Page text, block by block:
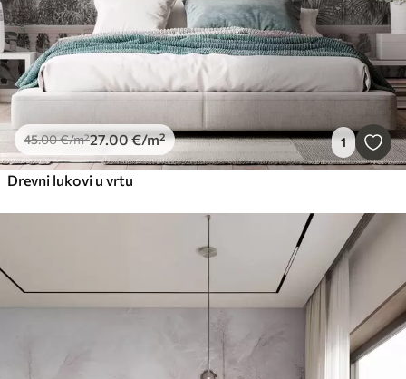
45.00€/m²27.00€/m² 1
Drevni lukovi u vrtu